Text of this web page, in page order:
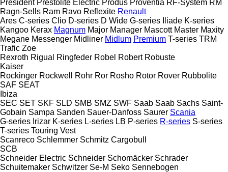
President Prestolite Electric Produs Proventia RF-System RM
Ragn-Sells Ram Ravo Reflexite Renault
Ares C-series Clio D-series D Wide G-series Iliade K-series
Kangoo Kerax Magnum Major Manager Mascott Master Maxity
Megane Messenger Midliner Midlum Premium T-series TRM
Trafic Zoe
Rexroth Rigual Ringfeder Robel Robert Robuste
Kaiser
Rockinger Rockwell Rohr Ror Rosho Rotor Rover Rubbolite
SAF SEAT
Ibiza
SEC SET SKF SLD SMB SMZ SWF Saab Saab Sachs Saint-
Gobain Sampa Sanden Sauer-Danfoss Saurer Scania
G-series Irizar K-series L-series LB P-series R-series S-series
T-series Touring Vest
Scanreco Schlemmer Schmitz Cargobull
SCB
Schneider Electric Schneider Schomäcker Schrader
Schuitemaker Schwitzer Se-M Seko Sennebogen